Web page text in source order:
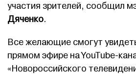
участия зрителей, сообщил
Дяченко.
Все желающие смогут
прямом эфире на YouTube-
«Новороссийского